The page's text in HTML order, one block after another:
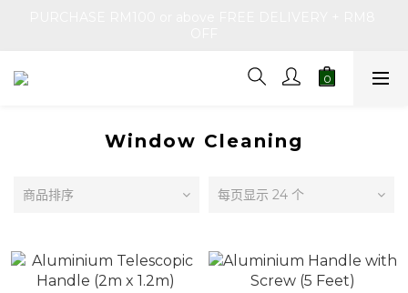
Window Cleaning
商品排序 每页显示 24 个